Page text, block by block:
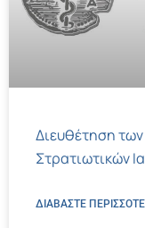
Διευθέτηση
Στρατιωτικών
ΔΙΑΒΑΣΤΕ